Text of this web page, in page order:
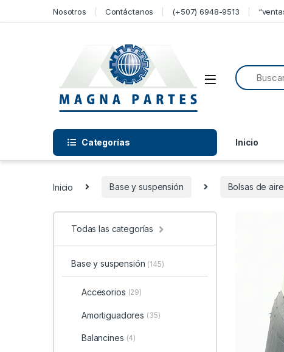
Nosotros Contáctanos (+507) 6948-9513
Categorías Inicio
Inicio Base y suspensión Bolsas de aire
Todas las categorías
Base y suspensión (145)
Accesorios (29)
Amortiguadores (35)
Balancines (4)